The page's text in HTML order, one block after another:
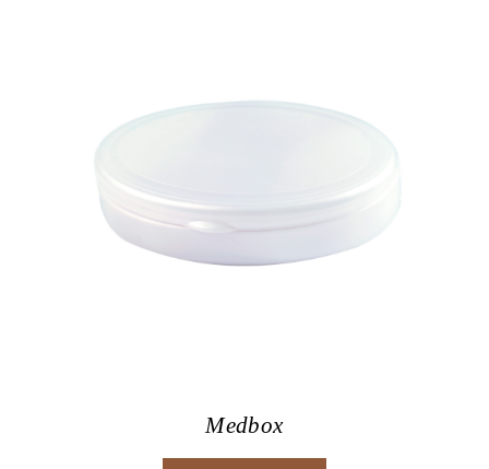
Medbox